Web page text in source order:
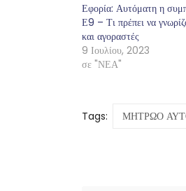
Εφορία: Αυτόματη η
Ε9 – Τι πρέπει να
και αγοραστές
9 Ιουλίου, 2023
σε "ΝΕΑ"
Tags: ΜΗΤΡΩΟ